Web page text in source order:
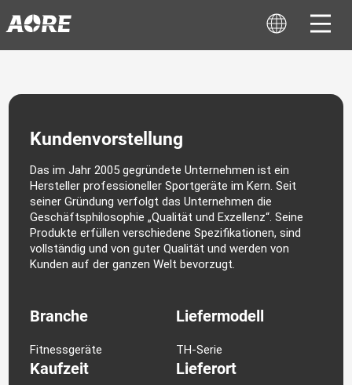
Kundenvorstellung
Das im Jahr 2005 gegründete Unternehmen ist ein
Hersteller professioneller Sportgeräte im Kern. Seit
seiner Gründung verfolgt das Unternehmen die
Geschäftsphilosophie „Qualität und Exzellenz“. Seine
Produkte erfüllen verschiedene Spezifikationen, sind
vollständig und von guter Qualität und werden von
Kunden auf der ganzen Welt bevorzugt.
Branche
Fitnessgeräte
Liefermodell
TH-Serie
Kaufzeit Lieferort